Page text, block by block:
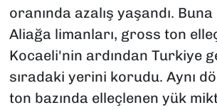
oranında azalış yaşandı.
Aliağa limanları, gross ton
Kocaeli'nin ardından Turkiye
sıradaki yerini korudu. Aynı
ton bazında elleçlenen yük